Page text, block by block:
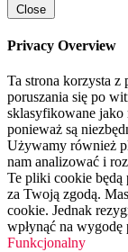
Close
Privacy Overview
Ta strona korzysta
poruszania się po
sklasyfikowane jako
ponieważ są
Używamy również
nam analizować i
Te pliki cookie
za Twoją zgodą.
cookie. Jednak
wpłynąć na wygodę
Funkcjonalny